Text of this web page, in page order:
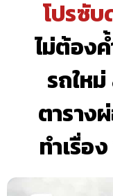
โปรซับ
ไม่ต้อง
รถให
ตาราง
ทำเรื่อ